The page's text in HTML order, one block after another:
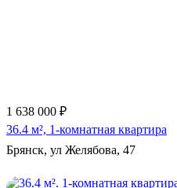
1 638 000 ₽
36.4 м², 1-комнатная квартира
Брянск, ул Желябова, 47